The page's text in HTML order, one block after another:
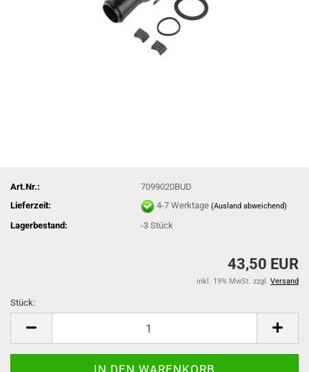
Art.Nr.:
7099020BUD
Lieferzeit:
4-7 Werktage(Ausland abweichend)
Lagerbestand: -3Stück
43,50 EUR
inkl. 19% MwSt. zzgl. Versand
Stück: